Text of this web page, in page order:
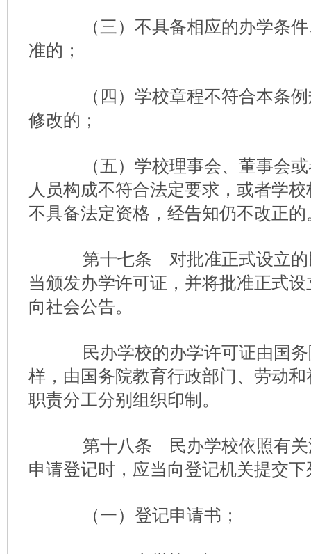
（三）不具备相应的办学条件
准的；
（四）学校章程不符合本条例
修改的；
（五）学校理事会、董事会或
人员构成不符合法定要求，或者学
不具备法定资格，经告知仍不改正的
第十七条 对批准正式设立的
当颁发办学许可证，并将批准正式
向社会公告。
民办学校的办学许可证由国务
样，由国务院教育行政部门、劳动
职责分工分别组织印制。
第十八条 民办学校依照有关
申请登记时，应当向登记机关提交
（一）登记申请书；